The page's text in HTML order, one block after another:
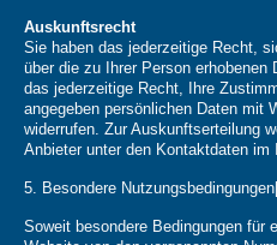
Auskunftsrecht
Sie haben das jederzeitige Recht,
über die zu Ihrer Person erhobenen
das jederzeitige Recht, Ihre
angegeben persönlichen Daten mit
widerrufen. Zur Auskunftserteilung
Anbieter unter den Kontaktdaten im
5. Besondere
Soweit besondere Bedingungen für